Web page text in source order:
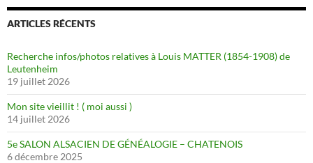
ARTICLES RÉCENTS
Recherche infos/photos relatives à Louis MATTER (1854-1908) de
Leutenheim
19 juillet 2026
Mon site vieillit ! ( moi aussi )
14 juillet 2026
5e SALON ALSACIEN DE GÉNÉALOGIE – CHATENOIS
6 décembre 2025